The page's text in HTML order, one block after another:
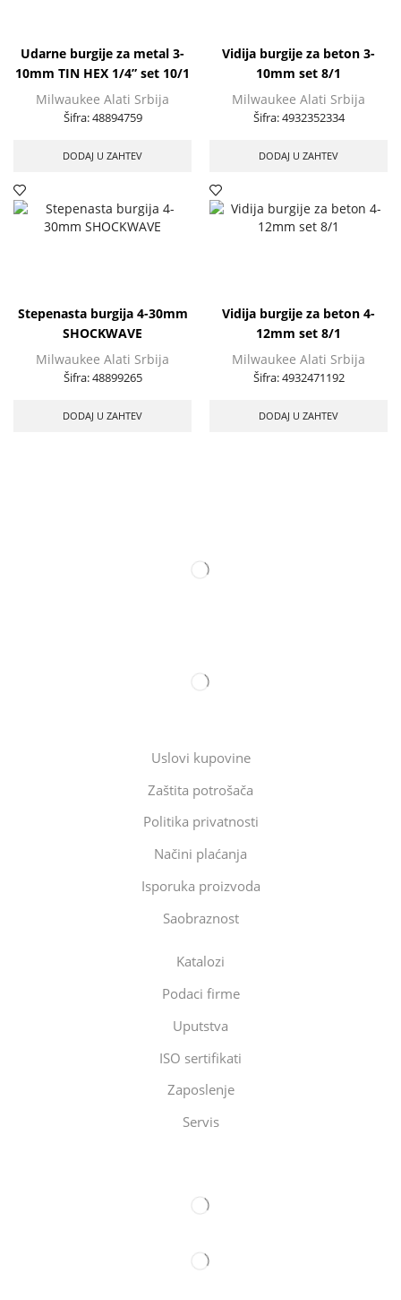
Udarne burgije za metal 3-
10mm TIN HEX 1/4” set 10/1
Milwaukee Alati Srbija
Šifra:48894759
DODAJ U ZAHTEV
Vidija burgije za beton 3-
10mm set 8/1
Milwaukee Alati Srbija
Šifra:4932352334
DODAJ U ZAHTEV
Stepenasta burgija 4-30mm
SHOCKWAVE
Milwaukee Alati Srbija
Šifra:48899265
DODAJ U ZAHTEV
Vidija burgije za beton 4-
12mm set 8/1
Milwaukee Alati Srbija
Šifra:4932471192
DODAJ U ZAHTEV
Uslovi kupovine
Zaštita potrošača
Politika privatnosti
Načini plaćanja
Isporuka proizvoda
Saobraznost
Katalozi
Podaci firme
Uputstva
ISO sertifikati
Zaposlenje
Servis